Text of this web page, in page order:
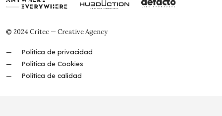
© 2024 Critec — Creative Agency
Política de privacidad
Política de Cookies
Política de calidad